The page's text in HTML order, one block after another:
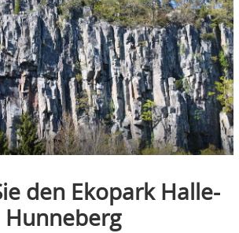
den Ekopark Halle-
Hunneberg